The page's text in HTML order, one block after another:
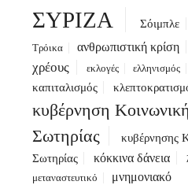
ΣΥΡΙΖΑ Σόιμπλε
Τρόικα ανθρωπιστική κρίση
χρέους
εκλογές ελληνισμός
καπιταλισμός
κυβέρνηση
Σωτηρίας
κυβέρνησης
Σωτηρίας
κόκκινα δάνεια
μεταναστευτικό
μνημονιακό